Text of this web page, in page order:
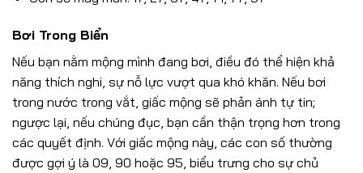
Bơi Trong Biển
Nếu bạn nằm mộng mình đang bơi, điều đó thể hiện khả
năng thích nghi, sự nỗ lực vượt qua khó khăn. Nếu bơi
trong nước trong vắt, giấc mộng sẽ phản ánh tự tin;
ngược lại, nếu chúng đục, bạn cần thận trọng hơn trong
các quyết định. Với giấc mộng này, các con số thường
được gợi ý là 09, 90 hoặc 95, biểu trưng cho sự chủ